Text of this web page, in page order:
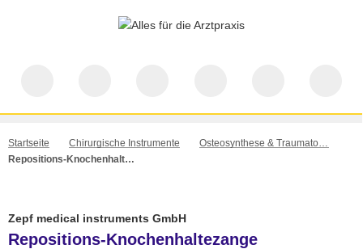
Startseite Chirurgische Instrumente
Osteosynthese & Traumatologie
Repositions-Knochenhaltezange 13,5 cm
Zepf medical instruments GmbH
Repositions-Knochenhaltezange